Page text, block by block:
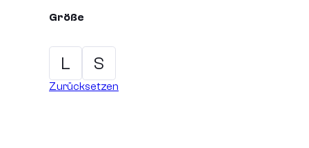
Größe
L S
Zurücksetzen